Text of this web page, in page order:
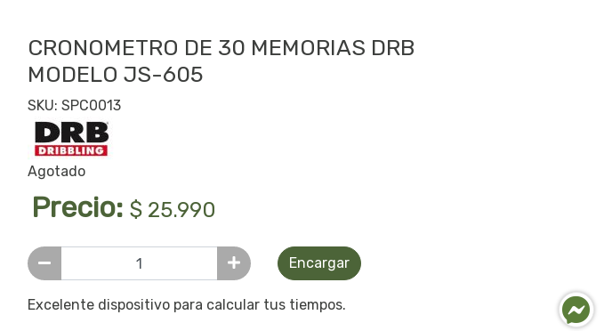
CRONOMETRO DE 30 MEMORIAS DRB
MODELO JS-605
SKU: SPC0013
Agotado
Precio: $ 25.990
Encargar
Excelente dispositivo para calcular tus tiempos.